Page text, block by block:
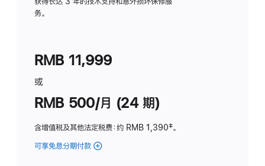
务。
RMB 11,999
或
RMB 500/月 (24 期)
含增值税及其他法定税费：约 RMB 1,390脚
‡。
可享免息分期付款 (Studio